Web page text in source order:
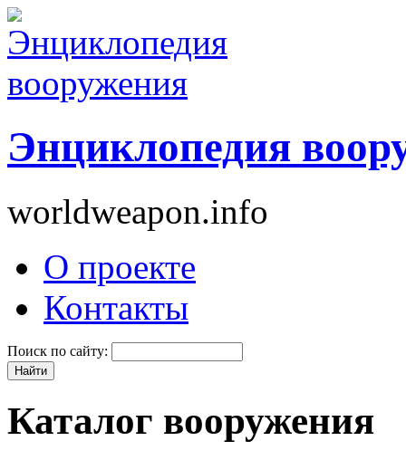
Энциклопедия
worldweapon.info
О проекте
Контакты
Поиск по сайту:
Каталог вооружения